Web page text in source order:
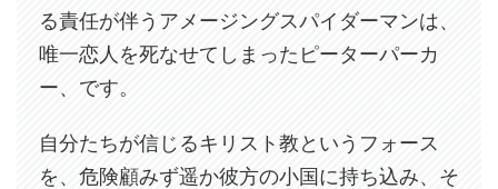
る責任が伴うアメージングスパイダーマンは、
唯一恋人を死なせてしまったピーターパーカ
ー、です。
自分たちが信じるキリスト教というフォース
を、危険顧みず遥か彼方の小国に持ち込み、そ